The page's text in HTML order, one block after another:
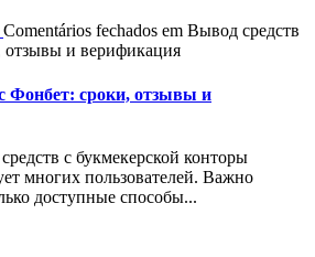
Comentários fechados em Вывод средств
отзывы и верификация
Фонбет: сроки, отзывы и
с букмекерской конторы
многих пользователей. Важно
доступные способы...